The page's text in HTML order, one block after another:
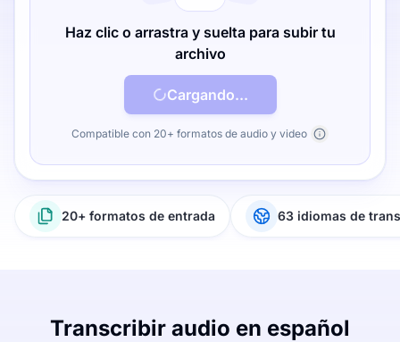
Haz clic o arrastra y suelta para subir tu
archivo
Cargando...
Compatible con 20+ formatos de audio y video
20+ formatos de entrada 63 idiomas de
Transcribir audio en español